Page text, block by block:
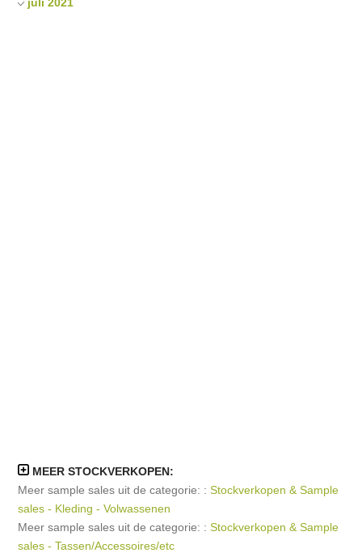
MEER STOCKVERKOPEN:
Meer sample sales uit de categorie: :Stockverkopen & Sample
sales - Kleding - Volwassenen
Meer sample sales uit de categorie: :Stockverkopen & Sample
sales - Tassen/Accessoires/etc